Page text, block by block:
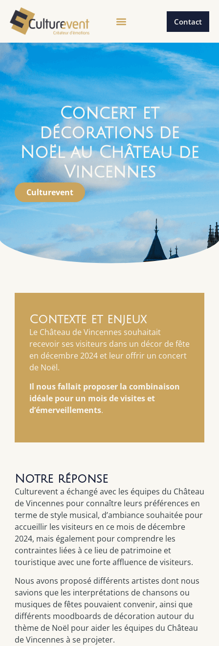
Contact
Concert et
décorations de
Noël au Château de
Vincennes
Culturevent
Contexte et enjeux
Le Château de Vincennes souhaitait
recevoir ses visiteurs dans un décor de fête
en décembre 2024 et leur offrir un concert
de Noël.
Il nous fallait proposer la combinaison
idéale pour un mois de visites et
d’émerveillements.
Notre réponse
Culturevent a échangé avec les équipes du Château
de Vincennes pour connaître leurs préférences en
terme de style musical, d’ambiance souhaitée pour
accueillir les visiteurs en ce mois de décembre
2024, mais également pour comprendre les
contraintes liées à ce lieu de patrimoine et
touristique avec une forte affluence de visiteurs.
Nous avons proposé différents artistes dont nous
savions que les interprétations de chansons ou
musiques de fêtes pouvaient convenir, ainsi que
différents moodboards de décoration autour du
thème de Noël pour aider les équipes du Château
de Vincennes à se projeter.